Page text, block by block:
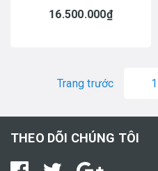
16.500.000₫
Trang trước 1
THEO DÕI CHÚNG TÔI